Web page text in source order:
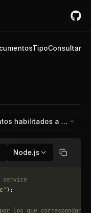
habilitados a
Node.js Copiar
service
);
los que correspondan.